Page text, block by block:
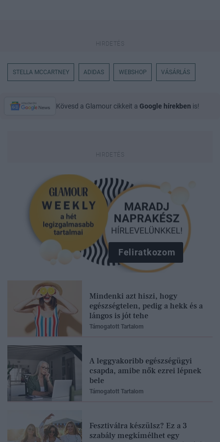
STELLA MCCARTNEY ADIDAS WEBSHOP VÁSÁRLÁS
Kövesd a Glamour cikkeit a Google hírekben is!
Feliratkozom
Mindenki azt hiszi, hogy
egészségtelen, pedig a hekk és a
lángos is jót tehe
Támogatott Tartalom
A leggyakoribb egészségügyi
csapda, amibe nők ezrei lépnek
bele
Támogatott Tartalom
Fesztiválra készülsz? Ez a 3
szabály megkímélhet egy